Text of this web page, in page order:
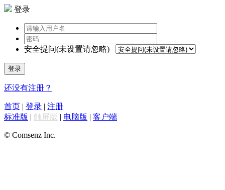
登录
安全提问(未设置请忽略)
登录
还没有注册？
首页 | 登录 | 注册
标准版 | 触屏版 | 电脑版 | 客户端
© Comsenz Inc.